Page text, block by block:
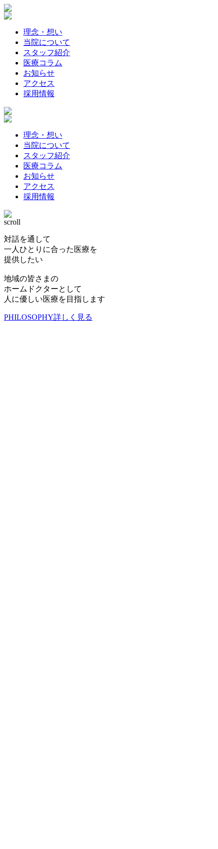
理念・想い
当院について
スタッフ紹介
医療コラム
お知らせ
アクセス
採用情報
理念・想い
当院について
スタッフ紹介
医療コラム
お知らせ
アクセス
採用情報
scroll
対話を通して
一人ひとりに合った医療を
提供したい
地域の皆さまの
ホームドクターとして
人に優しい医療を目指します
PHILOSOPHY詳しく見る